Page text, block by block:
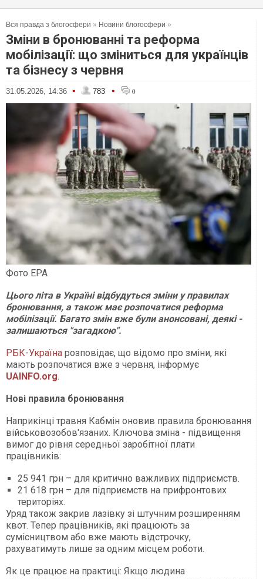
Вся правда з блогосфери » Новини блогосфери »
Зміни в бронюванні та реформа
мобілізації: що зміниться для українців
та бізнесу з червня
31.05.2026, 14:36 • 783 • 0
Фото EPA
Цього літа в Україні відбудуться зміни у правилах
бронювання, а також має розпочатися реформа
мобілізації. Багато змін вже були анонсовані, деякі -
залишаються "загадкою".
РБК-Україна розповідає, що відомо про зміни, які
мають розпочатися вже з червня, інформує
UAINFO.org.
Нові правила бронювання
Наприкінці травня Кабмін оновив правила бронювання
військовозобов'язаних. Ключова зміна - підвищення
вимог до рівня середньої заробітної плати
працівників:
25 941 грн – для критично важливих підприємств.
21 618 грн – для підприємств на прифронтових
територіях.
Уряд також закрив лазівку зі штучним розширенням
квот. Тепер працівників, які працюють за
сумісництвом або вже мають відстрочку,
рахуватимуть лише за одним місцем роботи.
Як це працює на практиці: Якщо людина